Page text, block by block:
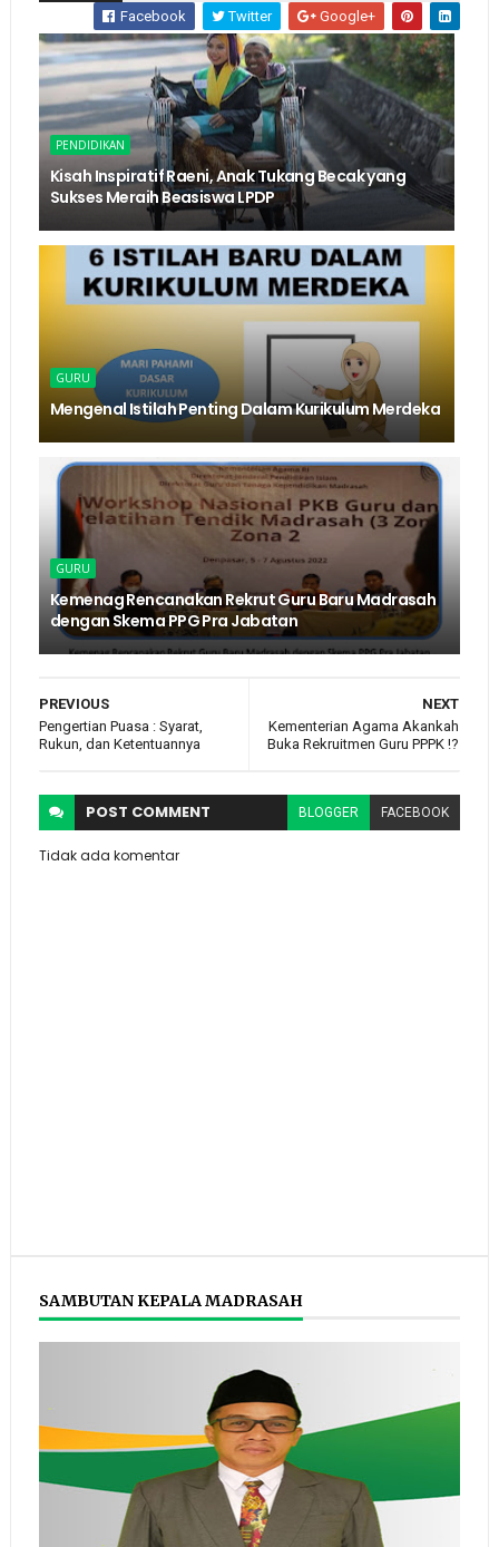
Facebook Twitter Google+
PENDIDIKAN
Kisah Inspiratif Raeni, Anak Tukang Becak yang
Sukses Meraih Beasiswa LPDP
GURU
Mengenal Istilah Penting Dalam Kurikulum Merdeka
GURU
Kemenag Rencanakan Rekrut Guru Baru Madrasah
dengan Skema PPG Pra Jabatan
NEXT
Kementerian Agama Akankah
Buka Rekruitmen Guru PPPK !?
PREVIOUS
Pengertian Puasa : Syarat,
Rukun, dan Ketentuannya
POST COMMENT BLOGGER FACEBOOK
Tidak ada komentar
SAMBUTAN KEPALA MADRASAH